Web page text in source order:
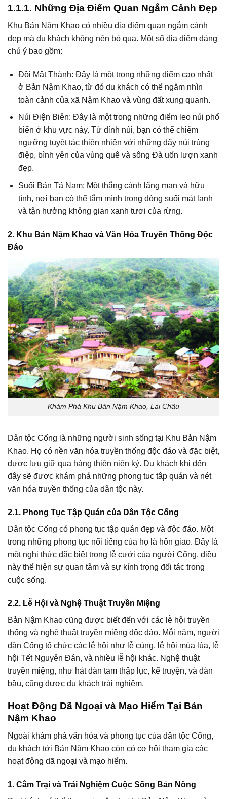
1.1.1. Những Địa Điểm Quan Ngắm Cảnh Đẹp
Khu Bản Nậm Khao có nhiều địa điểm quan ngắm cảnh
đẹp mà du khách không nên bỏ qua. Một số địa điểm đáng
chú ý bao gồm:
Đồi Mật Thành: Đây là một trong những điểm cao nhất
ở Bản Nậm Khao, từ đó du khách có thể ngắm nhìn
toàn cảnh của xã Nậm Khao và vùng đất xung quanh.
Núi Điện Biên: Đây là một trong những điểm leo núi phổ
biến ở khu vực này. Từ đỉnh núi, bạn có thể chiêm
ngưỡng tuyệt tác thiên nhiên với những dãy núi trùng
điệp, bình yên của vùng quê và sông Đà uốn lượn xanh
đẹp.
Suối Bản Tả Nam: Một thắng cảnh lãng mạn và hữu
tình, nơi bạn có thể tắm mình trong dòng suối mát lạnh
và tận hưởng không gian xanh tươi của rừng.
2. Khu Bản Nậm Khao và Văn Hóa Truyền Thống Độc
Đáo
Khám Phá Khu Bản Nậm Khao, Lai Châu
Dân tộc Cống là những người sinh sống tại Khu Bản Nậm
Khao. Họ có nền văn hóa truyền thống độc đáo và đặc biệt,
được lưu giữ qua hàng thiên niên kỷ. Du khách khi đến
đây sẽ được khám phá những phong tục tập quán và nét
văn hóa truyền thống của dân tộc này.
2.1. Phong Tục Tập Quán của Dân Tộc Cống
Dân tộc Cống có phong tục tập quán đẹp và độc đáo. Một
trong những phong tục nổi tiếng của họ là hôn giao. Đây là
một nghi thức đặc biệt trong lễ cưới của người Cống, điều
này thể hiện sự quan tâm và sự kính trọng đối tác trong
cuộc sống.
2.2. Lễ Hội và Nghệ Thuật Truyền Miệng
Bản Nậm Khao cũng được biết đến với các lễ hội truyền
thống và nghệ thuật truyền miệng độc đáo. Mỗi năm, người
dân Cống tổ chức các lễ hội như lễ cúng, lễ hội mùa lúa, lễ
hội Tết Nguyên Đán, và nhiều lễ hội khác. Nghệ thuật
truyền miệng, như hát đàn tam thập lục, kể truyện, và đàn
bầu, cũng được du khách trải nghiệm.
Hoạt Động Dã Ngoại và Mạo Hiểm Tại Bản
Nậm Khao
Ngoài khám phá văn hóa và phong tục của dân tộc Cống,
du khách tới Bản Nậm Khao còn có cơ hội tham gia các
hoạt động dã ngoại và mạo hiểm.
1. Cắm Trại và Trải Nghiệm Cuộc Sống Bản Nông